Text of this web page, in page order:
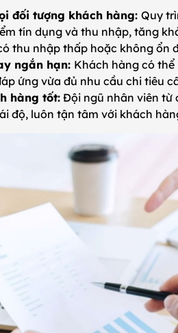
đối tượng khách hàng: Quy
tín dụng và thu nhập, tăng
thu nhập thấp hoặc không ổn
ngắn hạn: Khách hàng có
ứng vừa đủ nhu cầu chi tiêu
hàng tốt: Đội ngũ nhân viên từ
độ, luôn tận tâm với khách